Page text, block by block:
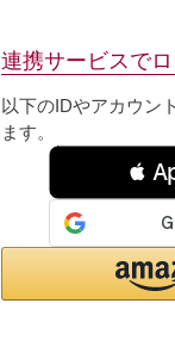
連携サービスで
以下のIDやアカウン
ます。
